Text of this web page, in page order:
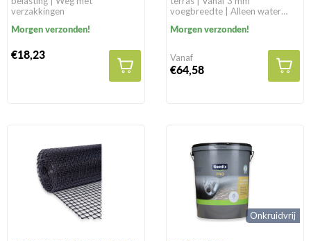
verzakkingen
Morgen verzonden!
€18,23
voegbreedte | Alleen water
Morgen verzonden!
Vanaf
€64,58
Onkruidvrij